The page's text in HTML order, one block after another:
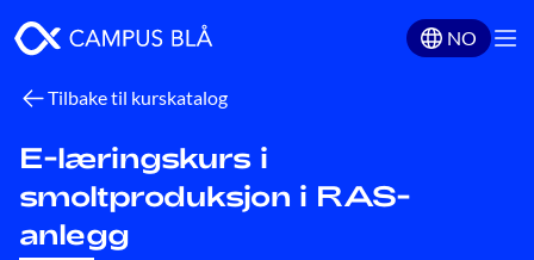
NO
Tilbake til kurskatalog
E-læringskurs i
smoltproduksjon i RAS-
anlegg